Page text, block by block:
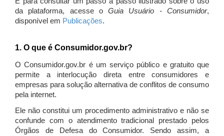
da plataforma, acesse oGuia Usuário - Consumidor,
disponível em Publicações.
1. O que é Consumidor.gov.br?
O Consumidor.gov.br é um serviço público e gratuito que
permite a interlocução direta entre consumidores e
empresas para solução alternativa de conflitos de consumo
pela internet.
Ele não constitui um procedimento administrativo e não se
confunde com o atendimento tradicional prestado pelos
Órgãos de Defesa do Consumidor. Sendo assim, a